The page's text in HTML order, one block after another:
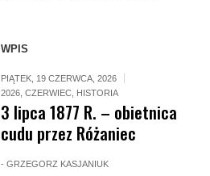
WPIS
PIĄTEK, 19 CZERWCA, 2026
2026 ,CZERWIEC HISTORIA
3 lipca 1877 R. – obietnica
cudu przez Różaniec
-GRZEGORZ KASJANIUK